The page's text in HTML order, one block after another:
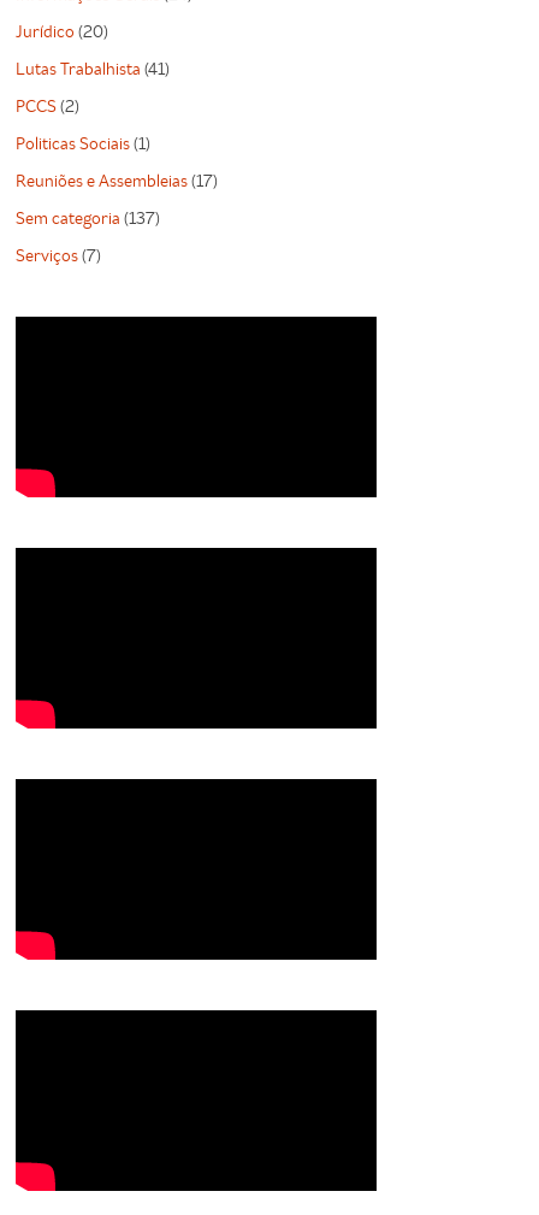
Jurídico (20)
Lutas Trabalhista (41)
PCCS(2)
Politicas Sociais(1)
Reuniões e Assembleias(17)
Sem categoria (137)
Serviços(7)